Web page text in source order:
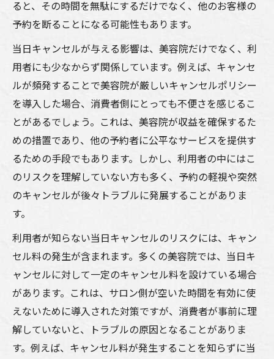
ると、その時間を無駄にするだけでなく、他のお客様の
予約を断ることになる可能性もあります。
当日キャンセルが与える影響は、美容院だけでなく、利
用者にも少なからず関係しています。例えば、キャンセ
ルが頻発することで美容院が厳しいキャンセルポリシー
を導入した場合、消費者側にとっても不便さを感じるこ
とがあるでしょう。これは、美容院が収益を確保するた
めの措置であり、他の予約者に公平なサービスを提供す
るための手段でもあります。しかし、利用者の中にはこ
のリスクを理解していない方も多く、予約の軽視や突然
のキャンセルが後々トラブルに発展することがありま
す。
利用者が知らない当日キャンセルのリスクには、キャン
セル料の発生が含まれます。多くの美容院では、当日キ
ャンセルに対して一定のキャンセル料を設けている場合
があります。これは、サロン側が空いた時間を有効に使
えないために導入された対策ですが、消費者が事前に理
解していないと、トラブルの原因となることがありま
す。例えば、キャンセル料が発生することを知らずに当